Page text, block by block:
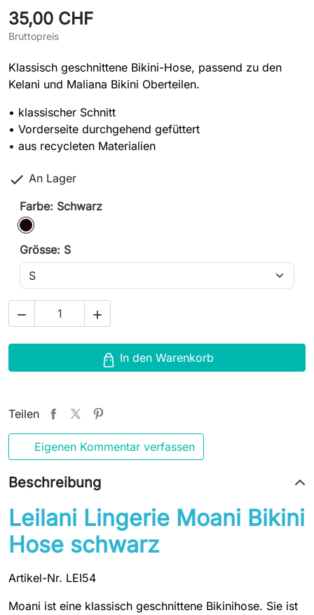
35,00 CHF
Bruttopreis
Klassisch geschnittene Bikini-Hose, passend zu den
Kelani und Maliana Bikini Oberteilen.
• klassischer Schnitt
• Vorderseite durchgehend gefüttert
• aus recycleten Materialien
 An Lager
Farbe: Schwarz
Schwarz
Grösse: S
 
In den Warenkorb
Teilen
Eigenen Kommentar verfassen
Beschreibung
Leilani Lingerie Moani Bikini
Hose schwarz
Artikel-Nr. LEI54
Moani ist eine klassisch geschnittene Bikinihose. Sie ist